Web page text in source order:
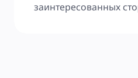
заинтересованных